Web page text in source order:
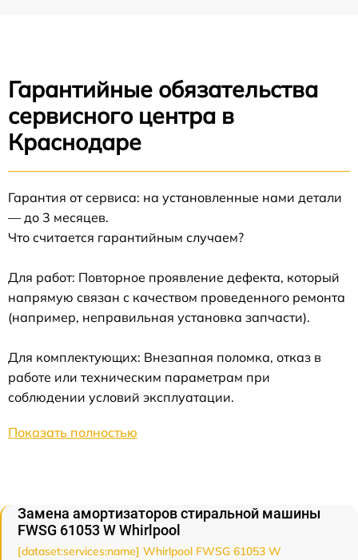
Гарантийные обязательства
сервисного центра в
Краснодаре
Гарантия от сервиса: на установленные нами детали
— до 3 месяцев.
Что считается гарантийным случаем?
Для работ: Повторное проявление дефекта, который
напрямую связан с качеством проведенного ремонта
(например, неправильная установка запчасти).
Для комплектующих: Внезапная поломка, отказ в
работе или техническим параметрам при
соблюдении условий эксплуатации.
Показать полностью
Замена амортизаторов стиральной машины
FWSG 61053 W Whirlpool
[dataset:services:name] Whirlpool FWSG 61053 W